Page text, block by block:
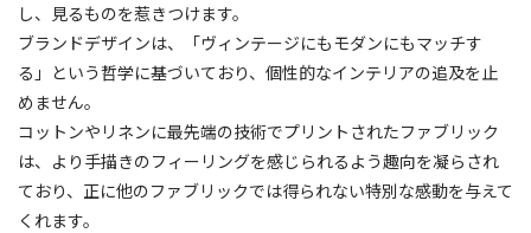
し、見るものを惹きつけます。
ブランドデザインは、「ヴィンテージにもモダンにもマッチす
る」という哲学に基づいており、個性的なインテリアの追及を止
めません。
コットンやリネンに最先端の技術でプリントされたファブリック
は、より手描きのフィーリングを感じられるよう趣向を凝らされ
ており、正に他のファブリックでは得られない特別な感動を与えて
くれます。